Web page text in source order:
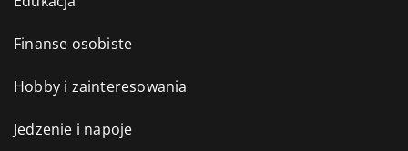
Finanse osobiste
Hobby i zainteresowania
Jedzenie i napoje